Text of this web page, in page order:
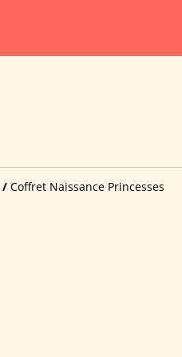
/ Coffret Naissance Princesses